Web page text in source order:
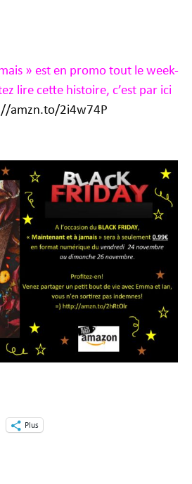
» est en promo tout le week-
lire cette histoire, c’est par ici
amzn.to/2i4w74P
Plus